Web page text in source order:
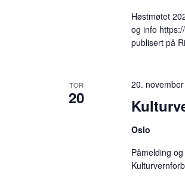
Høstmøtet
og info
publisert på
TOR
20
20.
Oslo
Påmelding